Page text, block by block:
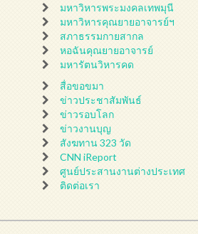
มหาวิหารพระมงคลเทพมุนี
มหาวิหารคุณยายอาจารย์ฯ
สภาธรรมกายสากล
หอฉันคุณยายอาจารย์
มหารัตนวิหารคด
สื่อขอขมา
ข่าวประชาสัมพันธ์
ข่าวรอบโลก
ข่าวงานบุญ
สังฆทาน 323 วัด
CNN iReport
ศูนย์ประสานงานต่างประเทศ
ติดต่อเรา